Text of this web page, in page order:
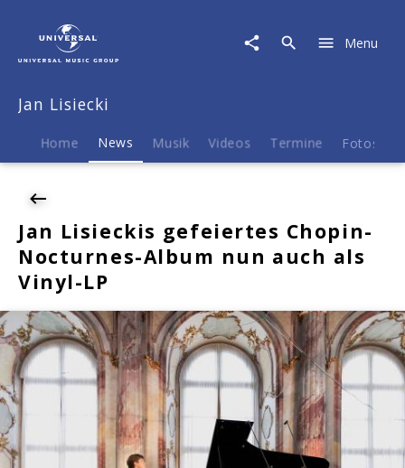
News
Jan
gefeiertes
Chopin-
Album
auch
Vinyl-
Menu
Jan Lisiecki
Home News Musik Videos Termine Fotos
Jan Lisieckis gefeiertes Chopin-
Nocturnes-Album nun auch als
Vinyl-LP